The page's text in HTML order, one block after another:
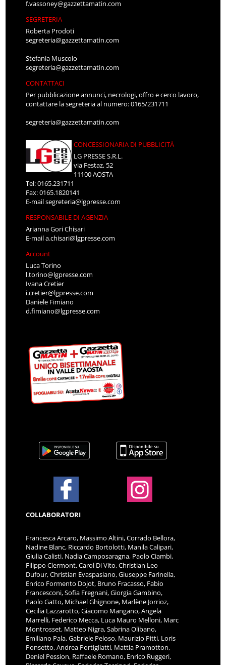
f.vassoney@gazzettamatin.com
SEGRETERIA
Roberta Prodoti
segreteria@gazzettamatin.com
Stefania Muscolo
segreteria@gazzettamatin.com
CONTATTACI
Per pubblicazione annunci, necrologi, offro e cerco lavoro,
contattare la segreteria al numero: 0165/231711
segreteria@gazzettamatin.com
CONCESSIONARIA DI PUBBLICITÀ
LG PRESSE S.R.L.
via Festaz, 52
11100 AOSTA
Tel: 0165.231711
Fax: 0165.1820141
E-mailsegreteria@lgpresse.com
RESPONSABILE DI AGENZIA
Arianna Gori Chisari
E-maila.chisari@lgpresse.com
Account
Luca Torino
l.torino@lgpresse.com
Ivana Cretier
i.cretier@lgpresse.com
Daniele Fimiano
d.fimiano@lgpresse.com
COLLABORATORI
Francesca Arcaro, Massimo Altini, Corrado Bellora,
Nadine Blanc, Riccardo Bortolotti, Manila Calipari,
Giulia Calisti, Nadia Camposaragna, Paolo Ciambi,
Filippo Clermont, Carol Di Vito, Christian Leo
Dufour, Christian Evaspasiano, Giuseppe Farinella,
Enrico Formento Dojot, Bruno Fracasso, Fabio
Francesconi, Sofia Fregnani, Giorgia Gambino,
Paolo Gatto, Michael Ghignone, Marlène Jorrioz,
Cecilia Lazzarotto, Giacomo Mangano, Angela
Marrelli, Federico Mecca, Luca Mauro Melloni, Marc
Montrosset, Matteo Nigra, Sabrina Olibano,
Emiliano Pala, Gabriele Peloso, Maurizio Pitti, Loris
Ponsetto, Andrea Portigliatti, Mattia Pramotton,
Deniel Pession, Raffaele Romano, Enrico Ruggeri,